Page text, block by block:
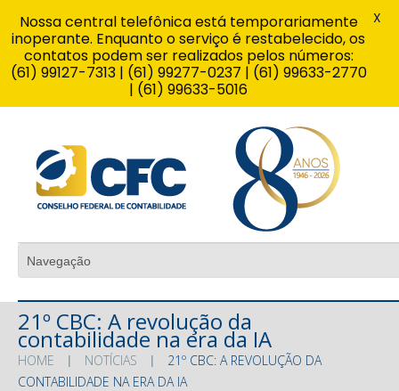
21º CBC: A revolução da
contabilidade na era da IA
HOME NOTÍCIAS
21º CBC: A REVOLUÇÃO DA
CONTABILIDADE NA ERA DA IA
Nossa central telefônica está temporariamente
inoperante. Enquanto o serviço é restabelecido, os
contatos podem ser realizados pelos números:
(61) 99127-7313 | (61) 99277-0237 | (61) 99633-2770
| (61) 99633-5016
X